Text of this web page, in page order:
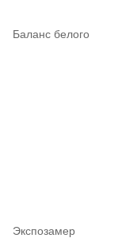
Баланс белого
Экспозамер